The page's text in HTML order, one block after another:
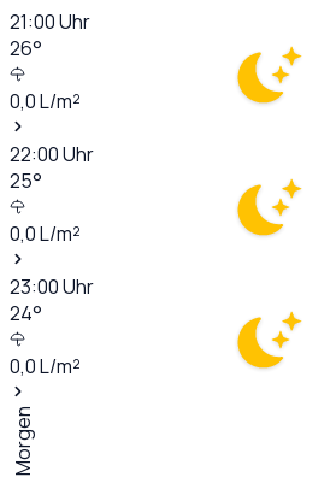
21:00Uhr
26°
0,0L/m²
22:00Uhr
25°
0,0L/m²
23:00Uhr
24°
0,0L/m²
Morgen